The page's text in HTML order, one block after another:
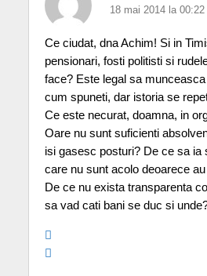
18 mai 2014 la 00:22
Ce ciudat, dna Achim! Si in
pensionari, fosti politisti si
face? Este legal sa
cum spuneti, dar istoria se
Ce este necurat, doamna, in
Oare nu sunt suficienti
isi gasesc posturi? De ce sa ia
care nu sunt acolo deoarece
De ce nu exista transparenta
sa vad cati bani se duc si